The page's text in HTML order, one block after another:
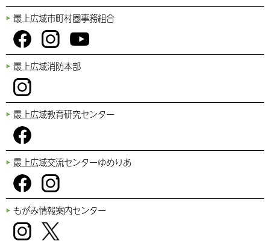
最上広域市町村圏事務組合
Fac
ebo
ok
Inst
agr
You
Tub
最上広域消防本部
Inst
agr
am
最上広域教育研究センター
Fac
ebo
ok
最上広域交流センターゆめりあ
Fac
ebo
ok
Inst
agr
am
もがみ情報案内センター